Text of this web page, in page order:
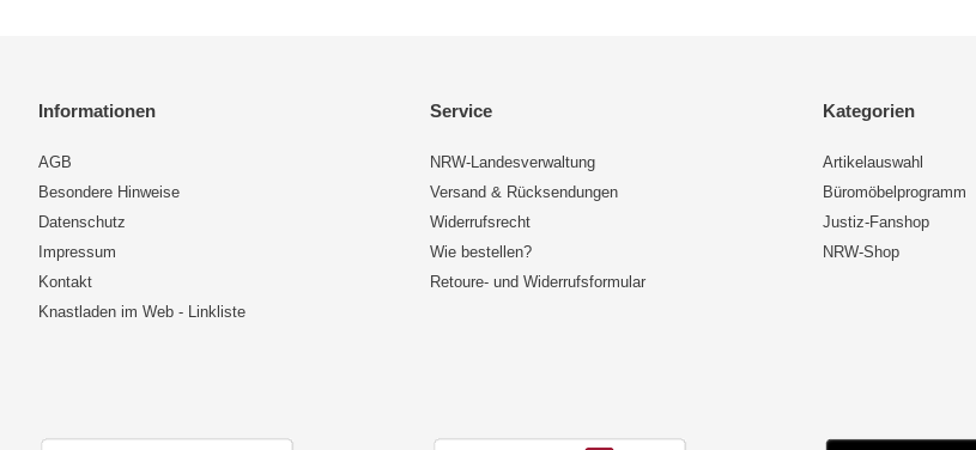
Informationen
AGB
Besondere Hinweise
Datenschutz
Impressum
Kontakt
Knastladen im Web - Linkliste
Service
NRW-Landesverwaltung
Versand & Rücksendungen
Widerrufsrecht
Wie bestellen?
Retoure- und Widerrufsformular
Kategorien
Artikelauswahl
Büromöbelprogramm
Justiz-Fanshop
NRW-Shop